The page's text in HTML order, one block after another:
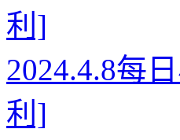
利]
2024.4.8每
利]